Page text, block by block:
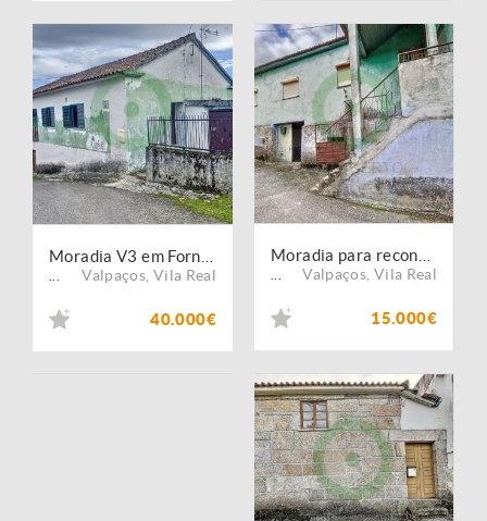
Valpaços Vila Real
40.000€
Valpaços Vila Real
15.000€